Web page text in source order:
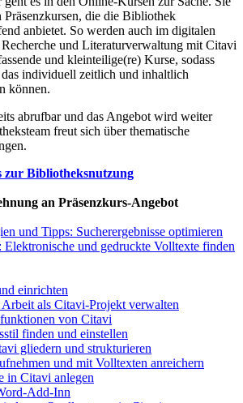
Präsenzkursen, die die Bibliothek
anbietet. So werden auch im digitalen
und Literaturverwaltung mit Citavi
und kleinteilige(re) Kurse, sodass
das individuell zeitlich und inhaltlich
können.
abrufbar und das Angebot wird weiter
freut sich über thematische
zur Bibliotheksnutzung
an Präsenzkurs-Angebot
und Tipps: Sucherergebnisse optimieren
Elektronische und gedruckte Volltexte finden
einrichten
Arbeit als Citavi-Projekt verwalten
von Citavi
finden und einstellen
gliedern und strukturieren
und mit Volltexten anreichern
in Citavi anlegen
Add-Inn